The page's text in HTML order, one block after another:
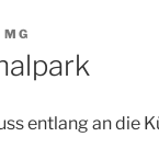
MG
entlang an die